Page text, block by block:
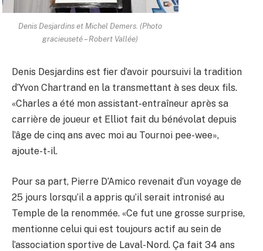
Denis Desjardins et Michel Demers. (Photo
gracieuseté – Robert Vallée)
Denis Desjardins est fier d’avoir poursuivi la tradition
d’Yvon Chartrand en la transmettant à ses deux fils.
«Charles a été mon assistant-entraîneur après sa
carrière de joueur et Elliot fait du bénévolat depuis
l’âge de cinq ans avec moi au Tournoi pee-wee»,
ajoute-t-il.
Pour sa part, Pierre D’Amico revenait d’un voyage de
25 jours lorsqu’il a appris qu’il serait intronisé au
Temple de la renommée. «Ce fut une grosse surprise,
mentionne celui qui est toujours actif au sein de
l’association sportive de Laval-Nord. Ça fait 34 ans